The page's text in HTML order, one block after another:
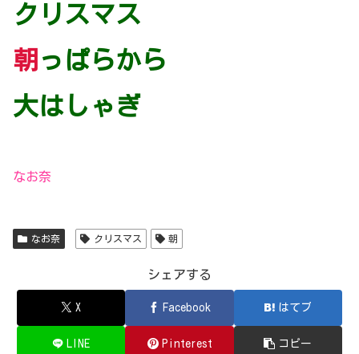
クリスマス
朝 っぱらから
大はしゃぎ
なお奈
なお奈 クリスマス 朝
シェアする
X Facebook はてブ
LINE Pinterest コピー